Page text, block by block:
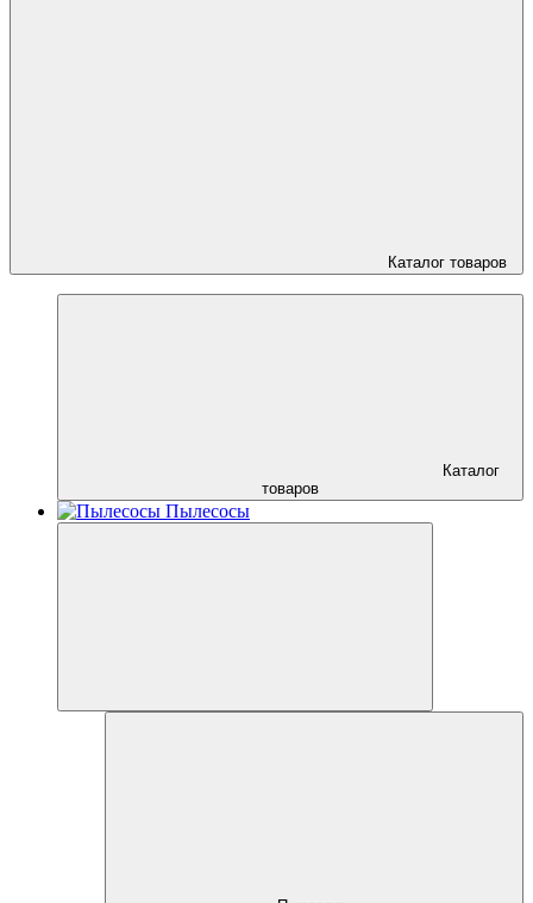
Каталог товаров
Каталог
товаров
Пылесосы